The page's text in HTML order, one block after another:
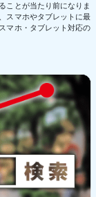
ことが当たり前になりま
スマホやタブレットに最
マホ・タブレット対応の